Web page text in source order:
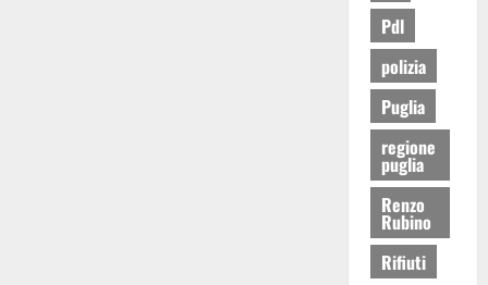
Pdl
polizia
Puglia
regione
puglia
Renzo
Rubino
Rifiuti